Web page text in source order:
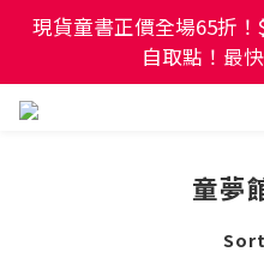
現貨童書正價全場65折
自取點！最
現貨童書正價全場65折
自取點！最
幼稚園及小學試卷/練
現貨童書正價全場65折
童夢